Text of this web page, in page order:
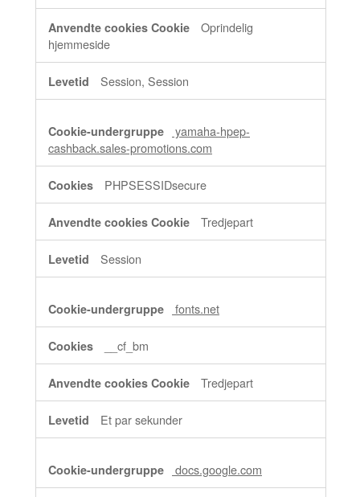
Oprindelig
hjemmeside
Session, Session
yamaha-hpep-
cashback.sales-promotions.com
PHPSESSIDsecure
Tredjepart
Session
fonts.net
__cf_bm
Tredjepart
Et par sekunder
docs.google.com